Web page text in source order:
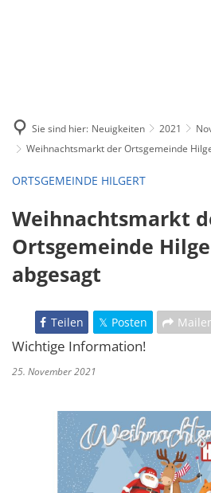
Sie sind hier: Neuigkeiten 2021
Weihnachtsmarkt der Ortsgemeinde
ORTSGEMEINDE HILGERT
Weihnachtsmarkt
Ortsgemeinde
abgesagt
Teilen Posten
Wichtige Information!
25. November 2021